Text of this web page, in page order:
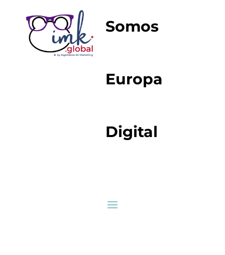
Somos
Europa
Digital